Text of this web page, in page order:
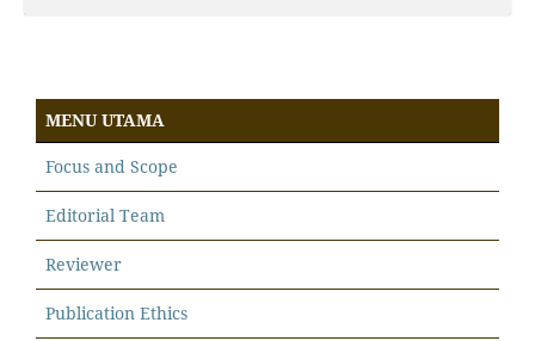
MENU UTAMA
Focus and Scope
Editorial Team
Reviewer
Publication Ethics